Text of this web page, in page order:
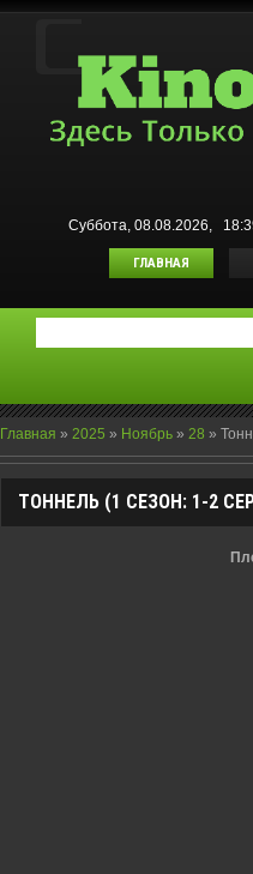
Суббота, 08.08.2026,
ГЛАВНАЯ
Главная » 2025 » Ноябрь » 28 »
ТОННЕЛЬ (1 СЕЗОН: 1-2